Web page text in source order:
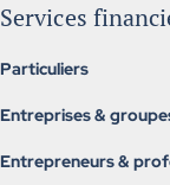
Services
Particuliers
Investissement et
Services
Entreprises &
Assurance collectives
Entrepreneurs &